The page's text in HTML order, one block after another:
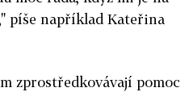
píše například Kateřina
zprostředkovávají pomoc